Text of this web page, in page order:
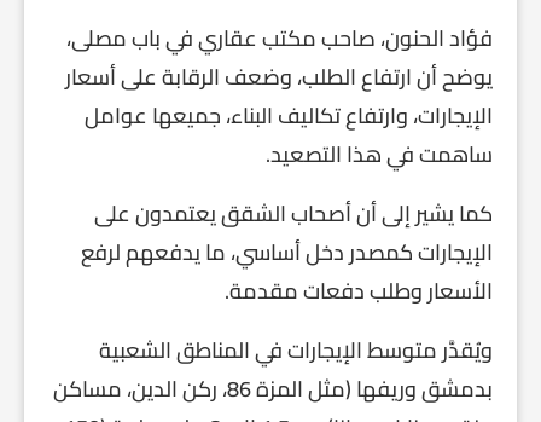
فؤاد الحنون، صاحب مكتب عقاري في باب مصلى،
يوضح أن ارتفاع الطلب، وضعف الرقابة على أسعار
الإيجارات، وارتفاع تكاليف البناء، جميعها عوامل
ساهمت في هذا التصعيد.
كما يشير إلى أن أصحاب الشقق يعتمدون على
الإيجارات كمصدر دخل أساسي، ما يدفعهم لرفع
الأسعار وطلب دفعات مقدمة.
ويُقدَّر متوسط الإيجارات في المناطق الشعبية
بدمشق وريفها (مثل المزة 86، ركن الدين، مساكن